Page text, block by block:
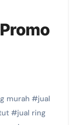
murah #jual
#jual ring